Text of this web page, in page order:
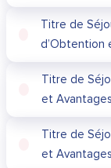
Titre de
d’Obtention
Titre de
et Avantages
Titre de
et Avantages